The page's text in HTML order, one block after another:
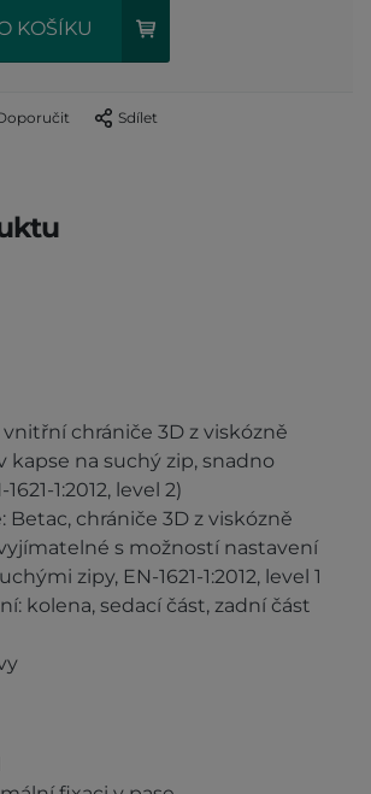
KOŠÍKU
Sdílet
vnitřní chrániče 3D z viskózně
kapse na suchý zip, snadno
1:2012, level 2)
Betac, chrániče 3D z viskózně
s možností nastavení
zipy, EN-1621-1:2012, level 1
kolena, sedací část, zadní část